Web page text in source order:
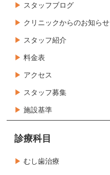
スタッフブログ
クリニックからのお知らせ
スタッフ紹介
料金表
アクセス
スタッフ募集
施設基準
診療科目
むし歯治療